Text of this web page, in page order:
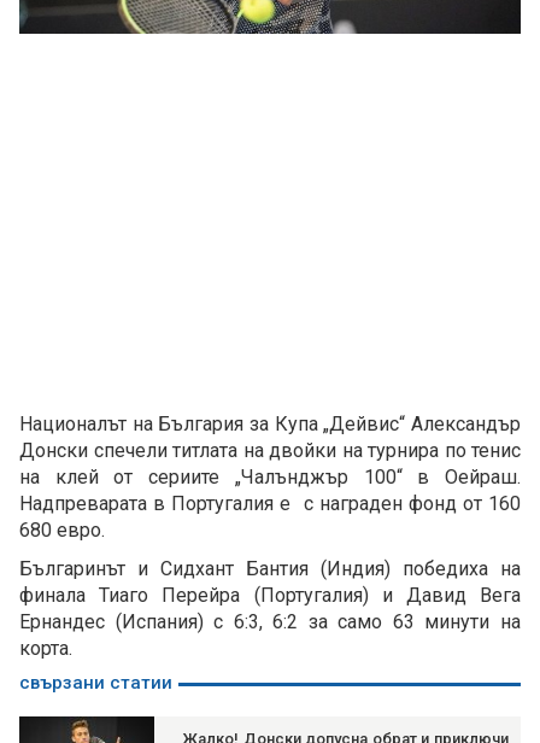
Националът на България за Купа „Дейвис“ Александър
Донски спечели титлата на двойки на турнира по тенис
на клей от сериите „Чалънджър 100“ в Оейраш.
Надпреварата в Португалия е с награден фонд от 160
680 евро.
Българинът и Сидхант Бантия (Индия) победиха на
финала Тиаго Перейра (Португалия) и Давид Вега
Ернандес (Испания) с 6:3, 6:2 за само 63 минути на
корта.
свързани статии
Жалко! Донски допусна обрат и приключи